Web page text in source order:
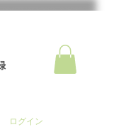
ログイン